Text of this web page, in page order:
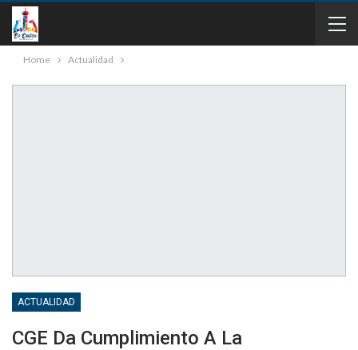
Home Actualidad
ACTUALIDAD
CGE Da Cumplimiento A La